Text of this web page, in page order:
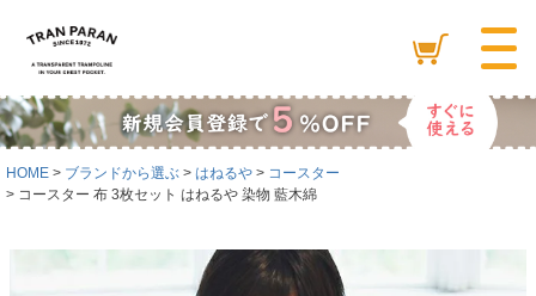
HOME ブランドから選ぶ はねるや
コースター
コースター 布 3枚セット はねるや 染物 藍木綿